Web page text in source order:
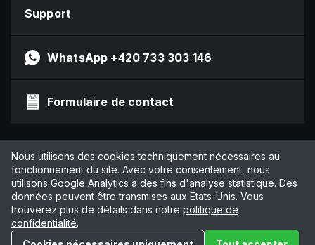
Support
WhatsApp +420 733 303 146
Formulaire de contact
Impressum
Politique de confidentialité
CGV
Gérer les cookies
© 2026 by Online Marketing Solutions AG
Nous utilisons des cookies techniquement nécessaires au
fonctionnement du site. Avec votre consentement, nous
utilisons Google Analytics à des fins d'analyse statistique. Des
données peuvent être transmises aux États-Unis. Vous
trouverez plus de détails dans notre politique de
confidentialité.